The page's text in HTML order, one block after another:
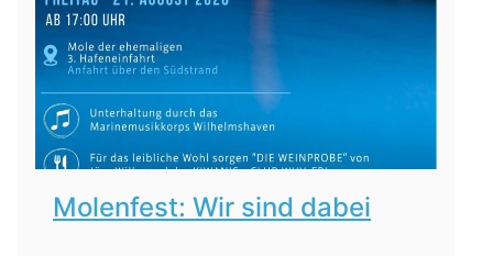
Molenfest: Wir sind dabei